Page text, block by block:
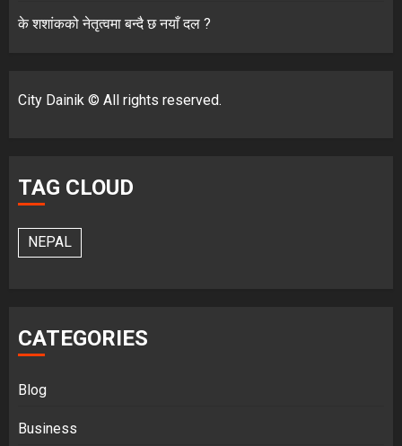
के शशांकको नेतृत्वमा बन्दै छ नयाँ दल ?
City Dainik © All rights reserved.
TAG CLOUD
NEPAL
CATEGORIES
Blog
Business